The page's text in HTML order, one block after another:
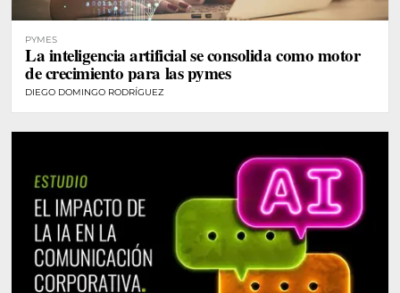
PYMES
La inteligencia artificial se consolida como motor
de crecimiento para las pymes
DIEGO DOMINGO RODRÍGUEZ